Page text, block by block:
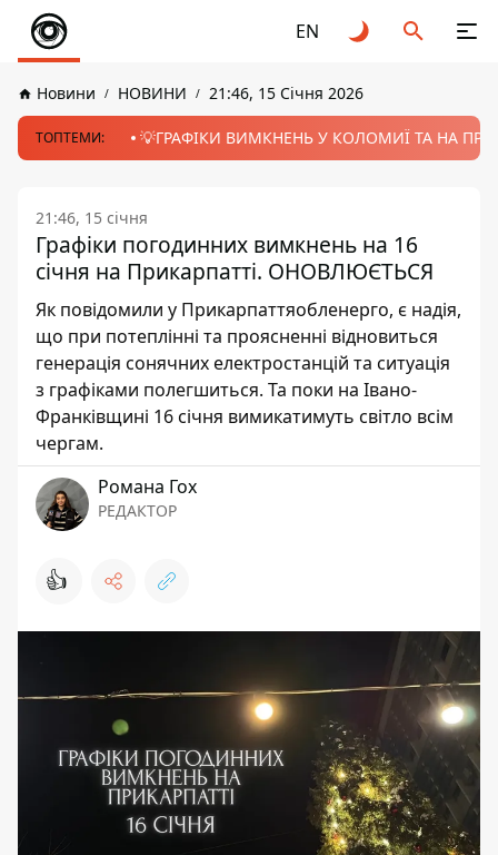
EN
Новини НОВИНИ 21:46, 15 Січня 2026
ТОПТЕМИ: 💡ГРАФІКИ ВИМКНЕНЬ У КОЛОМИЇ ТА НА
21:46, 15 січня
Графіки погодинних вимкнень на 16
січня на Прикарпатті. ОНОВЛЮЄТЬСЯ
Як повідомили у Прикарпаттяобленерго, є надія,
що при потеплінні та проясненні відновиться
генерація сонячних електростанцій та ситуація
з графіками полегшиться. Та поки на Івано-
Франківщині 16 січня вимикатимуть світло всім
чергам.
Романа Гох
РЕДАКТОР
👍